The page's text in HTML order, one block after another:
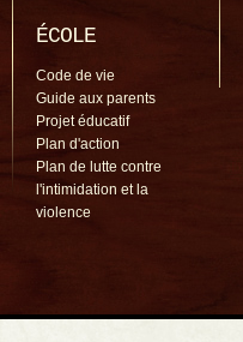
ÉCOLE
Code de vie
Guide aux parents
Projet éducatif
Plan d'action
Plan de lutte contre
l'intimidation et la
violence